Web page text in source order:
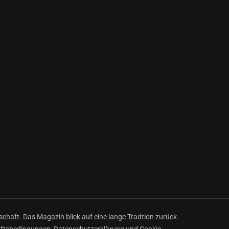
Das Magazin blick auf eine lange Tradtion zurück